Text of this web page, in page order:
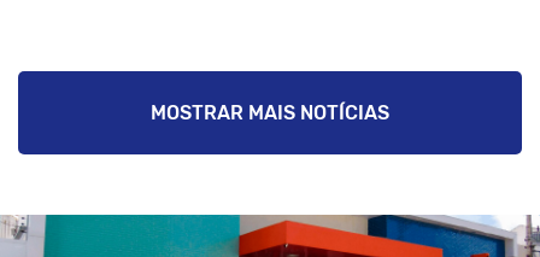
MOSTRAR MAIS NOTÍCIAS